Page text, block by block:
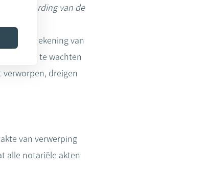
aanvaarding van de
de bankrekening van
om niet te wachten
verworpen, dreigen
van verwerping
alle notariële akten